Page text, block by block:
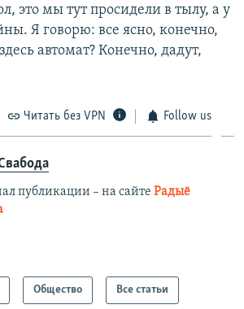
это мы тут просидели в тылу, а у
Я говорю: все ясно, конечно,
автомат? Конечно, дадут,
Читать без VPN Follow us
публикации – на сайте Радыё
Общество Все статьи